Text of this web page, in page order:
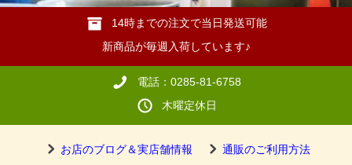
14時までの注文で当日発送可能
新商品が毎週入荷しています♪
電話：0285-81-6758
木曜定休日
お店のブログ＆実店舗情報 通販のご利用方法